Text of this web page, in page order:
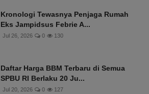
Kronologi Tewasnya Penjaga Rumah
Eks Jampidsus Febrie A...
Jul 26, 2026 0 130
Daftar Harga BBM Terbaru di Semua
SPBU RI Berlaku 20 Ju...
Jul 20, 2026 0 127